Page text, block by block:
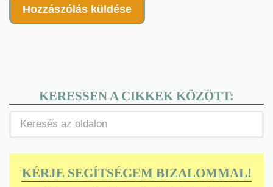
KERESSEN A CIKKEK KÖZÖTT:
KÉRJE SEGÍTSÉGEM BIZALOMMAL!